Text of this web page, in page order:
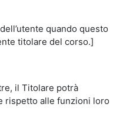
quando questo
titolare del corso.]
il Titolare potrà
rispetto alle funzioni loro